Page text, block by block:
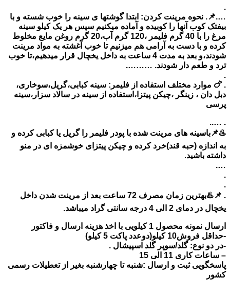
.
….📌. نحوه مرینت کردن: ابتدا گوشتها ی سینه را خوب شسته و با
بیفتک کوب آنها را کوبیده و آماده میکنیم سپس هر یک کیلو سینه
مرغ را با 40 گرم فلیمر ،120 گرم آب،20 گرم روغن مایع مخلوط
کرده و با دست به آرامی هم میزنیم تا خوب آغشته به مواد مرینت
شودند،و بعد به مدت 4 ساعت به داخل یخچال قرار میدهیم،تا خوب
ترد و طعم دار شودند. ……….
.
. 🍗 موارد مختلف استفاده از فلیمر: سینه کبابی،گریل،سوخاری،
دبل دان ، زینگر ،چیکن پیتزا،استفاده از سینه در سالاد سزار،سینه
پرسی
. …..
♨️📌باسینه های مرینت شده با پودر فلیمر را گریل یا کبابی کرده و
به اندازه (حبه قند)خرد کرده و چیکن پیتزای خوشمزه ای در منو
داشته باشید.
….
.
.
. 📌♨️بهترین زمان مصرف 72 ساعت بعد از مرینت شدن داخل
یخچال در دمای 2 الی 4 درجه سانتی گراد میباشد.
ارسال نمونه محصول 1 کیلویی با اخذ هزینه ارسال و فاکتور
-حداقل فروش10 کیلو(دوعدد پاکت 5 کیلو)
-در دو نوع: گلد/سوپر گلد اسپیشال .
– ساعات کاری 11 الی 15
پاسخگویی ثبت و ارسال :شنبه تا چهارشنبه بغیر از تعطیلات رسمی
کشور